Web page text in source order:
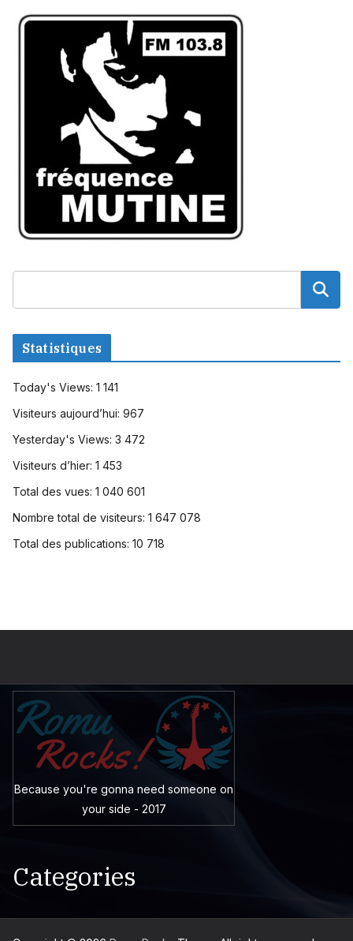
Statistiques
Today's Views: 1 141
Visiteurs aujourd’hui: 967
Yesterday's Views: 3 472
Visiteurs d’hier: 1 453
Total des vues: 1 040 601
Nombre total de visiteurs: 1 647 078
Total des publications: 10 718
Because you're gonna need someone on
your side - 2017
Categories